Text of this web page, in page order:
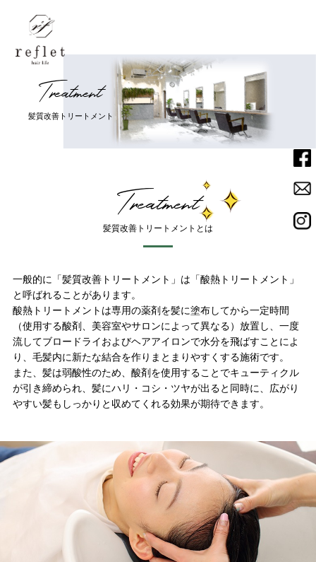
Treatment
髪質改善ト リ ー ト メ ン ト
Home ホーム
News ニュース
Blog ブログ
Style スタイル
お客様の声
Treatment
髪質改善トリートメントとは
一般的に「髪質改善トリートメント」は「酸熱トリートメント」
と呼ばれることがあります。
酸熱トリートメントは専用の薬剤を髪に塗布してから一定時間
（使用する酸剤、美容室やサロンによって異なる）放置し、一度
流してブロードライおよびヘアアイロンで水分を飛ばすことによ
り、毛髪内に新たな結合を作りまとまりやすくする施術です。
また、髪は弱酸性のため、酸剤を使用することでキューティクル
が引き締められ、髪にハリ・コシ・ツヤが出ると同時に、広がり
やすい髪もしっかりと収めてくれる効果が期待できます。